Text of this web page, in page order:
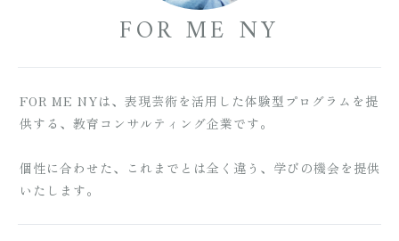
FOR ME NY
FOR ME NYは、表現芸術を活用した体験型プログラムを提
供する、教育コンサルティング企業です。
個性に合わせた、これまでとは全く違う、学びの機会を提供
いたします。